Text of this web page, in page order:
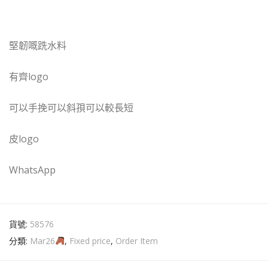
堅韌嘅跣水料
有齊logo
可以手挽可以斜孭可以較長短
皮logo
WhatsApp
貨號: 58576
分類: Mar26 , Fixed price, Order Item